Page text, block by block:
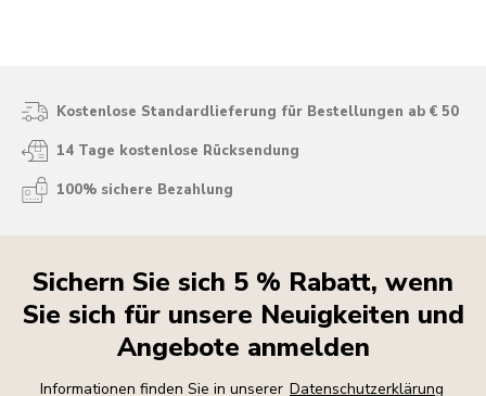
Kostenlose Standardlieferung für Bestellungen ab € 50
14 Tage kostenlose Rücksendung
100% sichere Bezahlung
Sichern Sie sich 5 % Rabatt, wenn
Sie sich für unsere Neuigkeiten und
Angebote anmelden
Informationen finden Sie in unserer Datenschutzerklärung